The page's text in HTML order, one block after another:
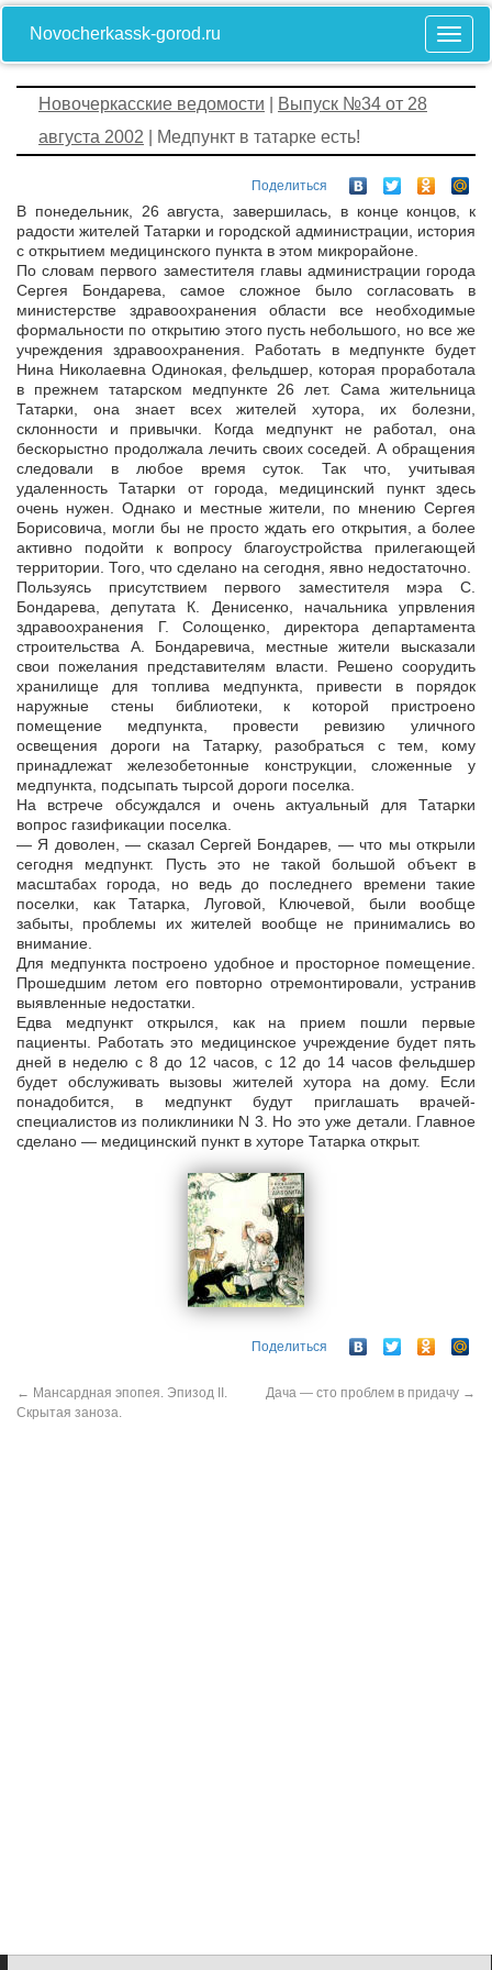
Novocherkassk-gorod.ru
Новочеркасские ведомости
Выпуск №34 от 28
августа 2002 | Медпункт в татарке есть!
Поделиться
В понедельник, 26 августа, завершилась, в конце концов, к
радости жителей Татарки и городской администрации, история
с открытием медицинского пункта в этом микрорайоне.
По словам первого заместителя главы администрации города
Сергея Бондарева, самое сложное было согласовать в
министерстве здравоохранения области все необходимые
формальности по открытию этого пусть небольшого, но все же
учреждения здравоохранения. Работать в медпункте будет
Нина Николаевна Одинокая, фельдшер, которая проработала
в прежнем татарском медпункте 26 лет. Сама жительница
Татарки, она знает всех жителей хутора, их болезни,
склонности и привычки. Когда медпункт не работал, она
бескорыстно продолжала лечить своих соседей. А обращения
следовали в любое время суток. Так что, учитывая
удаленность Татарки от города, медицинский пункт здесь
очень нужен. Однако и местные жители, по мнению Сергея
Борисовича, могли бы не просто ждать его открытия, а более
активно подойти к вопросу благоустройства прилегающей
территории. Того, что сделано на сегодня, явно недостаточно.
Пользуясь присутствием первого заместителя мэра С.
Бондарева, депутата К. Денисенко, начальника упрвления
здравоохранения Г. Солощенко, директора департамента
строительства А. Бондаревича, местные жители высказали
свои пожелания представителям власти. Решено соорудить
хранилище для топлива медпункта, привести в порядок
наружные стены библиотеки, к которой пристроено
помещение медпункта, провести ревизию уличного
освещения дороги на Татарку, разобраться с тем, кому
принадлежат железобетонные конструкции, сложенные у
медпункта, подсыпать тырсой дороги поселка.
На встрече обсуждался и очень актуальный для Татарки
вопрос газификации поселка.
— Я доволен, — сказал Сергей Бондарев, — что мы открыли
сегодня медпункт. Пусть это не такой большой объект в
масштабах города, но ведь до последнего времени такие
поселки, как Татарка, Луговой, Ключевой, были вообще
забыты, проблемы их жителей вообще не принимались во
внимание.
Для медпункта построено удобное и просторное помещение.
Прошедшим летом его повторно отремонтировали, устранив
выявленные недостатки.
Едва медпункт открылся, как на прием пошли первые
пациенты. Работать это медицинское учреждение будет пять
дней в неделю с 8 до 12 часов, с 12 до 14 часов фельдшер
будет обслуживать вызовы жителей хутора на дому. Если
понадобится, в медпункт будут приглашать врачей-
специалистов из поликлиники N 3. Но это уже детали. Главное
сделано — медицинский пункт в хуторе Татарка открыт.
Поделиться
← Мансардная эпопея. Эпизод II.
Скрытая заноза.
Дача — сто проблем в придачу →